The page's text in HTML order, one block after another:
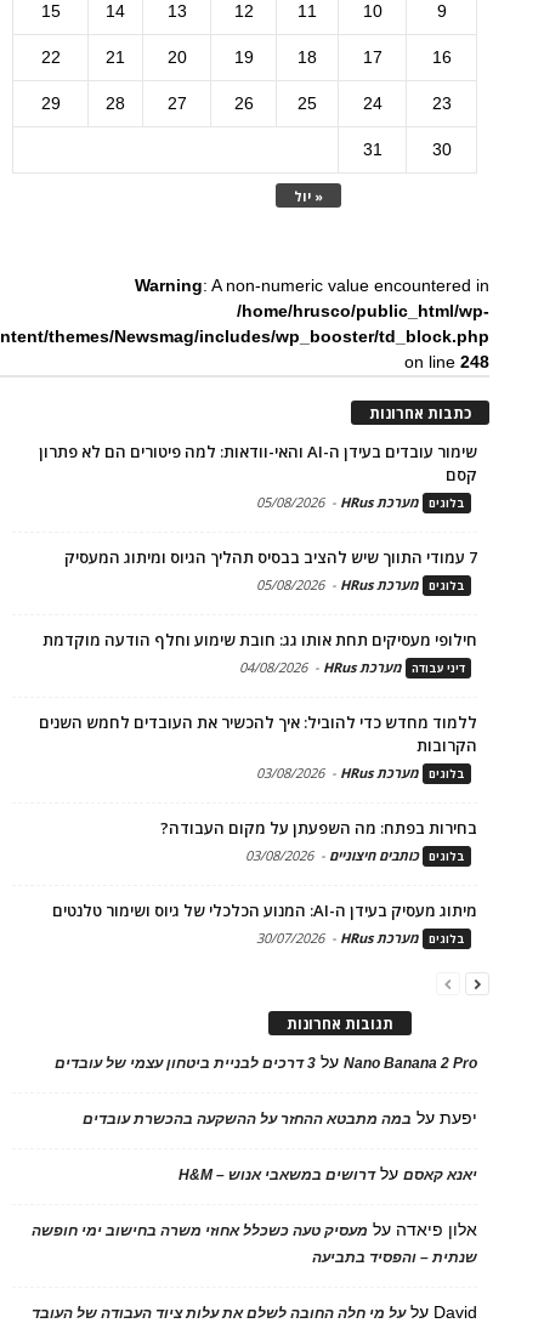
« יול
9
10
11
12
13
14
15
16
17
18
19
20
21
22
23
24
25
26
27
28
29
30
31
Warning: A non-numeric value encountered in
/home/hrusco/public_html/wp-
themes/Newsmag/includes/wp_booster/td_block.php
on line248
כתבות אחרונות
שימור עובדים בעידן ה-AI והאי-וודאות: למה פיטורים הם לא פתרון
קסם
בלוגים מערכת HRus -
05/08/2026
7 עמודי התווך שיש להציב בבסיס תהליך הגיוס ומיתוג המעסיק
בלוגים מערכת HRus -
05/08/2026
חילופי מעסיקים תחת אותו גג: חובת שימוע וחלף הודעה מוקדמת
דיני עבודה מערכת HRus -
04/08/2026
ללמוד מחדש כדי להוביל: איך להכשיר את העובדים לחמש השנים
הקרובות
בלוגים מערכת HRus -
03/08/2026
בחירות בפתח: מה השפעתן על מקום העבודה?
בלוגים כותבים חיצוניים -
03/08/2026
מיתוג מעסיק בעידן ה-AI: המנוע הכלכלי של גיוס ושימור טלנטים
בלוגים מערכת HRus -
30/07/2026
תגובות אחרונות
Nano Banana 2 Proעל 3 דרכים לבניית ביטחון עצמי של עובדים
יפעתעל במה מתבטא ההחזר על ההשקעה בהכשרת עובדים
יאנא קאסםעלדרושים במשאבי אנוש – H&M
אלון פיאדה על מעסיק טעה כשכלל אחוזי משרה בחישוב ימי חופשה
שנתית – והפסיד בתביעה
David עלעל מי חלה החובה לשלם את עלות ציוד העבודה של העובד